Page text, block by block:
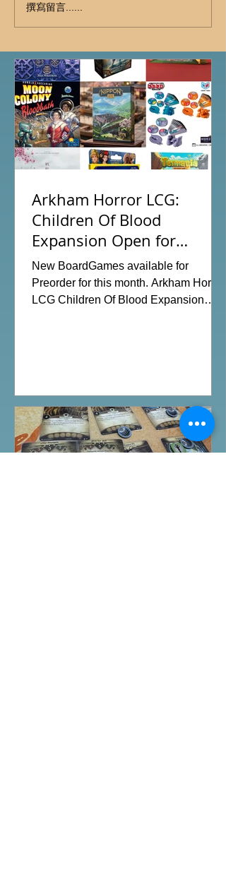
撰寫留言......
Arkham Horror LCG:
Children Of Blood
Expansion Open for
Preorder|Boardgames Pre-
Order News July2026
New BoardGames available for
Preorder for this month. Arkham Horror
LCG Children Of Blood Expansion
Starter Set 07-09 Order Now from our
online shop:
https://www.allonboardhk.com/shop All